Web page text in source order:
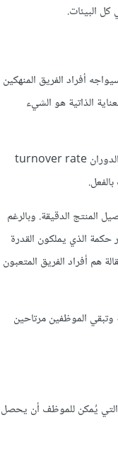
كل البيئات.
أفراد الفريق المنهكين
الذاتية هو الشيء
من السهل أن يصبح الدعم الفني سببًا لانتقال الموظفين إلى المناصب الأقل إرهاقا داخل الشركة، أو ما هو أسوأ، يمكن أن يزيد من معدل الدوران turnover rate
المنتج الدقيقة. وبالرغم
الذي يملكون القدرة
هم أفراد الفريق المتعبون
وتبقي الموظفين مرتاحين
التي يُمكن للموظف أن يحصل